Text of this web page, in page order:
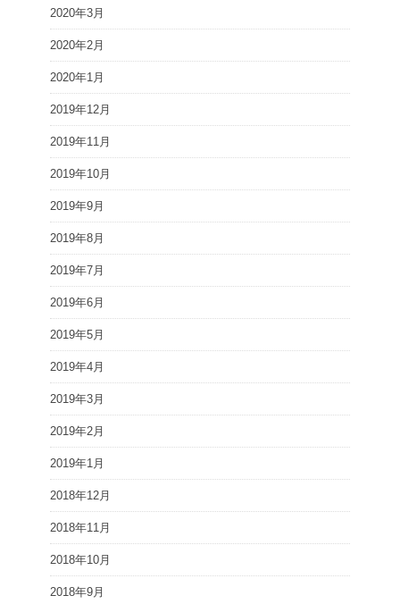
2020年3月
2020年2月
2020年1月
2019年12月
2019年11月
2019年10月
2019年9月
2019年8月
2019年7月
2019年6月
2019年5月
2019年4月
2019年3月
2019年2月
2019年1月
2018年12月
2018年11月
2018年10月
2018年9月